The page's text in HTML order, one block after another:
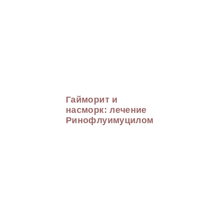
Гайморит и
насморк: лечение
Ринофлуимуцилом